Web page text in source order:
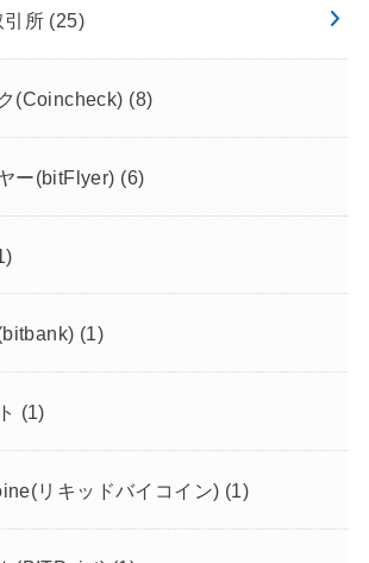
引所 (25)
(Coincheck) (8)
ー(bitFlyer) (6)
(1)
(1)
リキッドバイコイン) (1)